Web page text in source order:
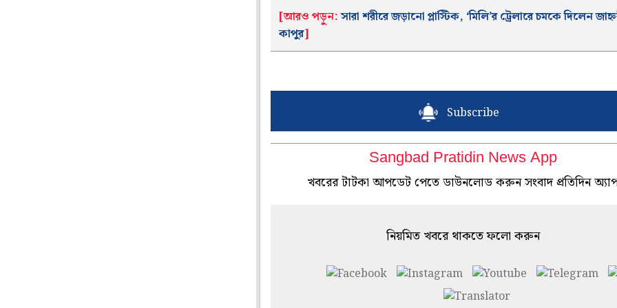
[আরও পড়ুন:সারা শরীরে জড়ানো প্লাস্টিক, ‘মিলি’র ট্রেলারে চমকে দিলেন
কাপুর]
Subscribe
Sangbad Pratidin News App
খবরের টাটকা আপডেট পেতে ডাউনলোড করুন সংবাদ প্রতিদিন
নিয়মিত খবরে থাকতে ফলো করুন